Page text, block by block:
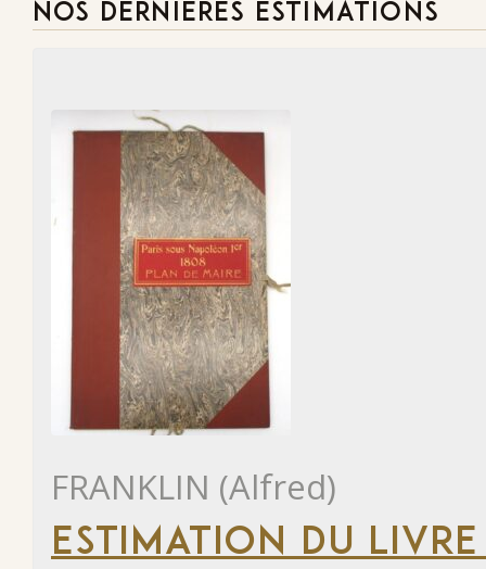
NOS DERNIÈRES ESTIMATIONS
FRANKLIN (Alfred)
ESTIMATION DU